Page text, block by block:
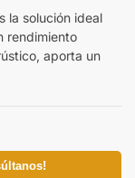
la solución ideal
rendimiento
aporta un